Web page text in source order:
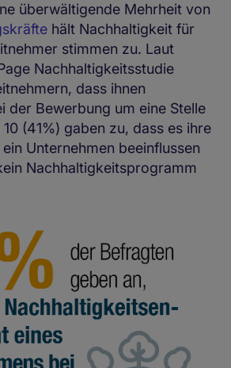
überwältigende Mehrheit von
hält Nachhaltigkeit für
stimmen zu. Laut
Nachhaltigkeitsstudie
dass ihnen
der Bewerbung um eine Stelle
(41%) gaben zu, dass es ihre
Unternehmen beeinflussen
Nachhaltigkeitsprogramm